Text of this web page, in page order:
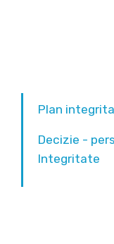
Plan
Decizie -
Integritate